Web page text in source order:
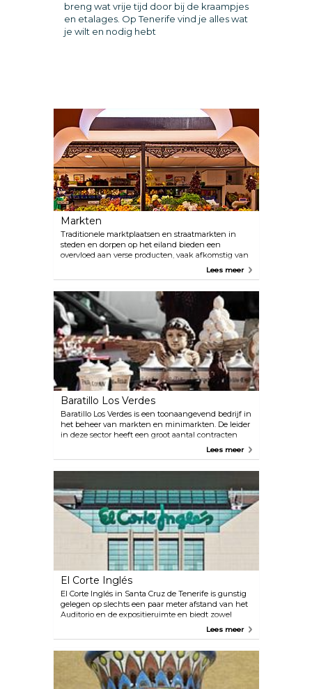
breng wat vrije tijd door bij de kraampjes
en etalages. Op Tenerife vind je alles wat
je wilt en nodig hebt
Markten
Traditionele marktplaatsen en straatmarkten in
steden en dorpen op het eiland bieden een
overvloed aan verse producten, vaak afkomstig van
die over deskundige kennis van het gebied
beschikt, waardoor bezoekers onvergetelijke
ervaringen kunnen beleven. Enkele van de niet te
missen markten op het eiland zijn de Agromercado
de Adeje, de Medano boerenmarkt en de Mercado
de Nuestra Señora de África.
Lees meer
Baratillo Los Verdes
Baratillo Los Verdes is een toonaangevend bedrijf in
het beheer van markten en minimarkten. De leider
in deze sector heeft een groot aantal contracten
met lokale autoriteiten op het gebied van
textiel en kleine ornamenten. Afhankelijk van de
dag van jouw bezoek kun je gespecialiseerde
producten of algemene producten vinden.
Lees meer
El Corte Inglés
El Corte Inglés in Santa Cruz de Tenerife is gunstig
gelegen op slechts een paar meter afstand van het
Auditorio en de expositieruimte en biedt zowel
bewoners als bezoekers een grote verscheidenheid
categorieën, waaronder eten, mode, sieraden,
horloges, schoenen, boeken en accessoires.
Lees meer